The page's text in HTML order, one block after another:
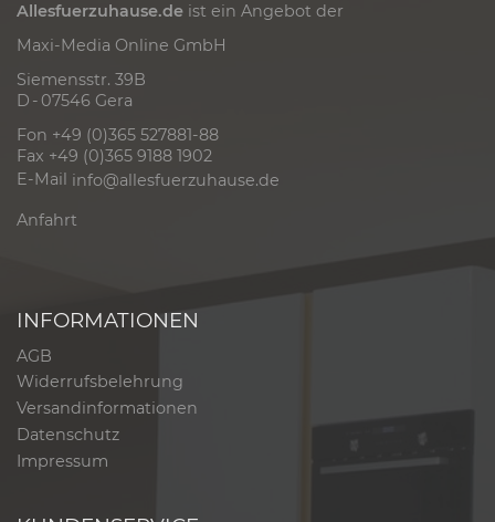
Allesfuerzuhause.de ist ein Angebot der
Maxi-Media Online GmbH
Siemensstr. 39B
D - 07546 Gera
Fon +49 (0)365 527881-88
Fax +49 (0)365 9188 1902
E-Mail info@allesfuerzuhause.de
Anfahrt
INFORMATIONEN
AGB
Widerrufsbelehrung
Versandinformationen
Datenschutz
Impressum